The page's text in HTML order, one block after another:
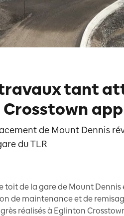
tant
Crosstown
de Mount Dennis
du TLR
toit de la gare de Mount Dennis
de maintenance et de
réalisés à Eglinton